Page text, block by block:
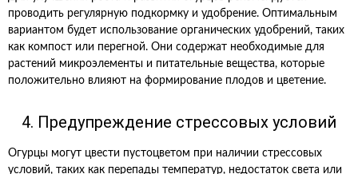
проводить регулярную подкормку и удобрение. Оптимальным
вариантом будет использование органических удобрений, таких
как компост или перегной. Они содержат необходимые для
растений микроэлементы и питательные вещества, которые
положительно влияют на формирование плодов и цветение.
4. Предупреждение стрессовых условий
Огурцы могут цвести пустоцветом при наличии стрессовых
условий, таких как перепады температур, недостаток света или